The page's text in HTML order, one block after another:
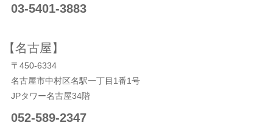
03-5401-3883
【名古屋】
〒450-6334
名古屋市中村区名駅一丁目1番1号
JPタワー名古屋34階
052-589-2347